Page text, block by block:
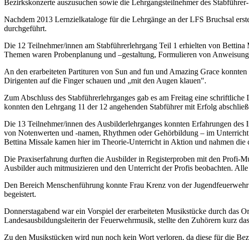
Bezirkskonzerte auszusuchen sowie die Lehrgangsteilnehmer des
Nachdem 2013 Lernzielkataloge für die Lehrgänge an der LFS Bruchsal
durchgeführt.
Die 12 Teilnehmer/innen am Stabführerlehrgang Teil 1 erhielten von
Themen waren Probenplanung und –gestaltung, Formulieren von
An den erarbeiteten Partituren von Sun and fun und Amazing Grace
Dirigenten auf die Finger schauen und „mit den Augen klauen".
Zum Abschluss des Stabführerlehrganges gab es am Freitag eine
konnten den Lehrgang 11 der 12 angehenden Stabführer mit Erfolg
Die 13 Teilnehmer/innen des Ausbilderlehrganges konnten Erfahrungen
von Notenwerten und -namen, Rhythmen oder Gehörbildung – im
Bettina Missale kamen hier im Theorie-Unterricht in Aktion und nahmen die
Die Praxiserfahrung durften die Ausbilder in Registerproben mit den Profi-
Ausbilder auch mitmusizieren und den Unterricht der Profis beobachten.
Den Bereich Menschenführung konnte Frau Krenz von der
begeistert.
Donnerstagabend war ein Vorspiel der erarbeiteten Musikstücke durch das
Landesausbildungsleiterin der Feuerwehrmusik, stellte den Zuhörern kurz
Zu den Musikstücken wird nun noch kein Wort verloren, da diese für die